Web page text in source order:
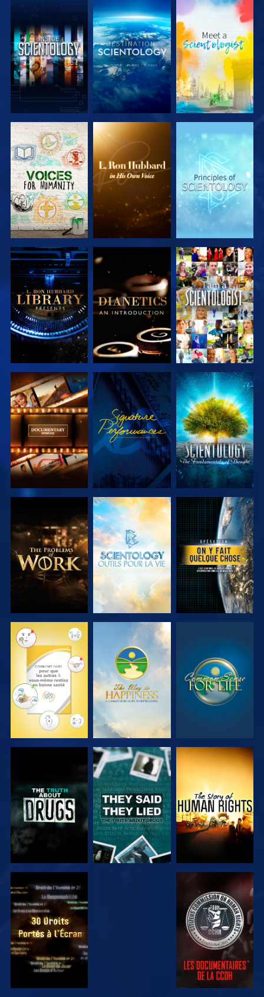
DÉCOUVRIR
LES SÉRIES
DÉCOUVRIR
LES SÉRIES
DÉCOUVRIR
LES SÉRIES
DÉCOUVRIR
LES SÉRIES
DÉCOUVRIR
LES SÉRIES
REGARDER
DÉCOUVRIR
LES SÉRIES
REGARDER
DÉCOUVRIR
LES SÉRIES
DÉCOUVRIR
LES SÉRIES
DÉCOUVRIR
LES SÉRIES
REGARDER
REGARDER REGARDER REGARDER
REGARDER REGARDER
REGARDER REGARDER